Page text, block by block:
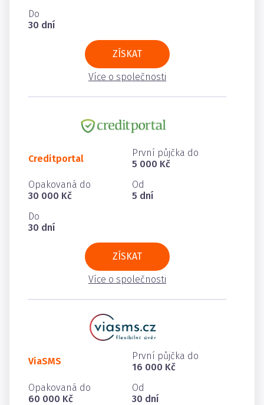
Do
30 dní
ZÍSKAT
Více o společnosti
Creditportal
První půjčka do
5 000 Kč
Opakovaná do
30 000 Kč
Od
5 dní
Do
30 dní
ZÍSKAT
Více o společnosti
ViaSMS
První půjčka do
16 000 Kč
Opakovaná do
60 000 Kč
Od
30 dní